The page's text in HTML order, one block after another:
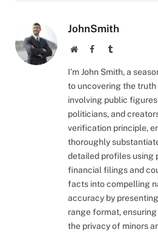
JohnSmith
WebsiteFacebookTumblr
I’m John Smith, a
to uncovering the
involving public
politicians, and
verification principle,
thoroughly
detailed profiles using
financial filings and
facts into compelling
accuracy by
range format,
the privacy of minors